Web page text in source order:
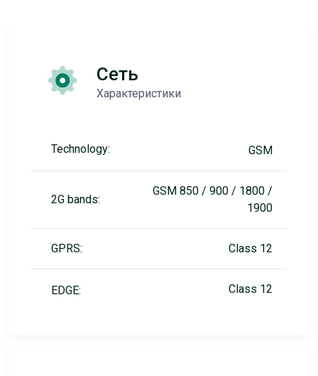
Сеть
Характеристики
Technology: GSM
2G bands:
GSM 850 / 900 / 1800 /
1900
GPRS: Class 12
EDGE: Class 12